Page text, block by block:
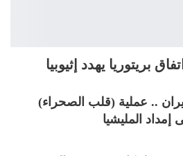
بريتوريا يهدد إثيوبيا
.. عملية (قلب الصحراء)
المليشيا